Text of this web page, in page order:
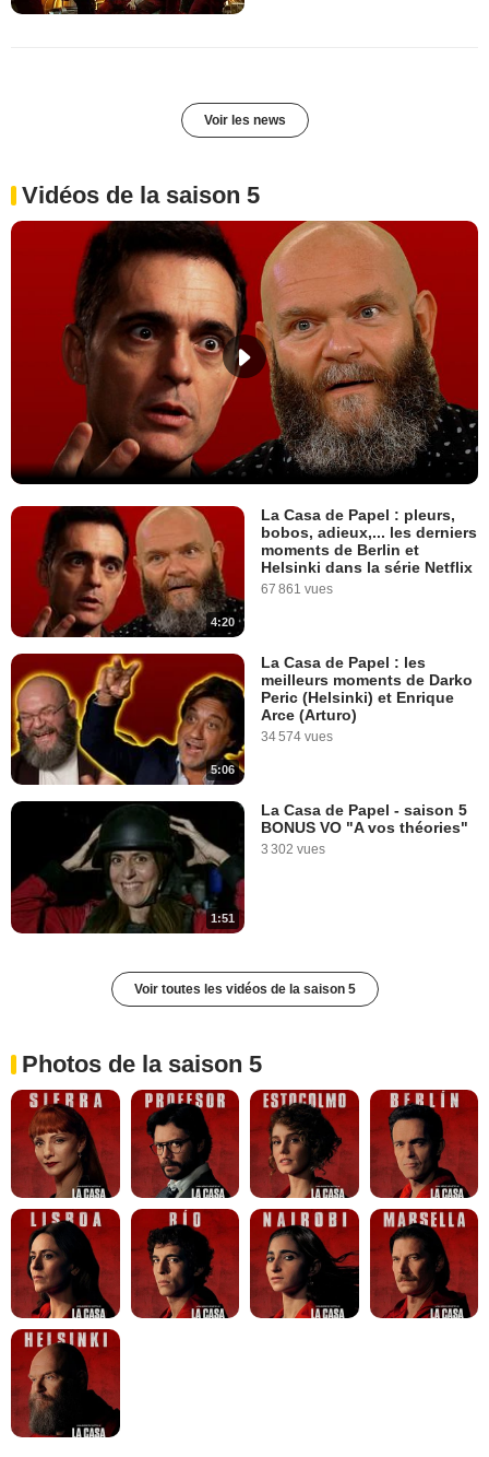
Voir les news
Vidéos de la saison 5
4:20
La Casa de Papel : pleurs,
bobos, adieux,... les derniers
moments de Berlin et
Helsinki dans la série Netflix
67 861 vues
5:06
La Casa de Papel : les
meilleurs moments de Darko
Peric (Helsinki) et Enrique
Arce (Arturo)
34 574 vues
1:51
La Casa de Papel - saison 5
BONUS VO "A vos théories"
3 302 vues
Voir toutes les vidéos de la saison 5
Photos de la saison 5